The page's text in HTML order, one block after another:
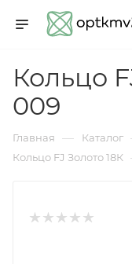
Кольцо
009
Главная — Каталог
Кольцо FJ Золото 18К